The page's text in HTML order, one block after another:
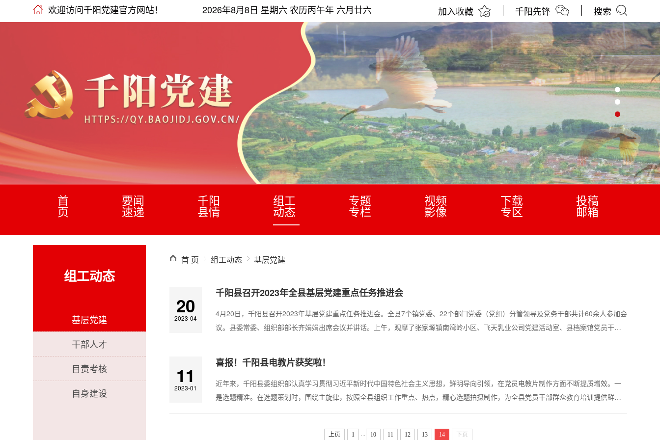
欢迎访问千阳党建官方网站！ 2026年8月8日 星期六 农历丙午年 六月廿六 加入收藏 千阳先锋 搜索
首
页
要闻
速递
千阳
县情
组工
动态
专题
专栏
视频
影像
下载
专区
投稿
邮箱
组工动态
基层党建
干部人才
目责考核
自身建设
首 页 组工动态 基层党建
20
2023-04
千阳县召开2023年全县基层党建重点任务推进会
4月20日，千阳县召开2023年基层党建重点任务推进会。全县7个镇党委、22个部门党委（党组）分管领导及党务干部共计60余人参加会
议。县委常委、组织部部长齐娟娟出席会议并讲话。上午，观摩了张家塬镇南湾岭小区、飞天乳业公司党建活动室、县档案馆党员干部
11
2023-01
喜报！千阳县电教片获奖啦！
​近年来，千阳县委组织部认真学习贯彻习近平新时代中国特色社会主义思想，鲜明导向引领，在党员电教片制作方面不断提质增效。一
是选题精准。在选题策划时，围绕主旋律，按照全县组织工作重点、热点，精心选题拍摄制作，为全县党员干部群众教育培训提供鲜活
上页 1 10 11 12 13 14 下页